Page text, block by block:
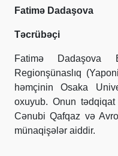
Fatimə Dadaşova
Təcrübəçi
Fatimə Dadaşova
Regionşünaslıq
həmçinin Osaka
oxuyub. Onun tədqiqat
Cənubi Qafqaz və
münaqişələr aiddir.